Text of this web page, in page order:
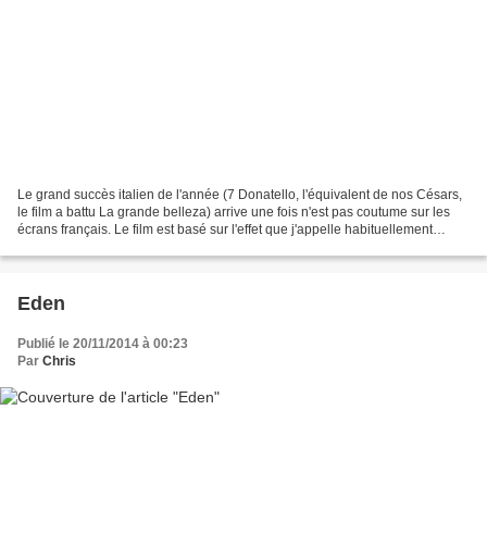
Le grand succès italien de l'année (7 Donatello, l'équivalent de nos Césars,
le film a battu La grande belleza) arrive une fois n'est pas coutume sur les
écrans français. Le film est basé sur l'effet que j'appelle habituellement
Eden
Publié le 20/11/2014 à 00:23
Par Chris